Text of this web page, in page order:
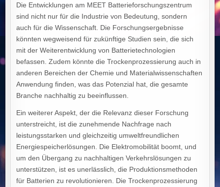
Die Entwicklungen am MEET Batterieforschungszentrum
sind nicht nur für die Industrie von Bedeutung, sondern
auch für die Wissenschaft. Die Forschungsergebnisse
könnten wegweisend für zukünftige Studien sein, die sich
mit der Weiterentwicklung von Batterietechnologien
befassen. Zudem könnte die Trockenprozessierung auch in
anderen Bereichen der Chemie und Materialwissenschaften
Anwendung finden, was das Potenzial hat, die gesamte
Branche nachhaltig zu beeinflussen.
Ein weiterer Aspekt, der die Relevanz dieser Forschung
unterstreicht, ist die zunehmende Nachfrage nach
leistungsstarken und gleichzeitig umweltfreundlichen
Energiespeicherlösungen. Die Elektromobilität boomt, und
um den Übergang zu nachhaltigen Verkehrslösungen zu
unterstützen, ist es unerlässlich, die Produktionsmethoden
für Batterien zu revolutionieren. Die Trockenprozessierung